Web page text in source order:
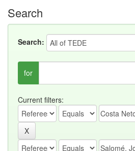
Search
Search:
for
Current filters: